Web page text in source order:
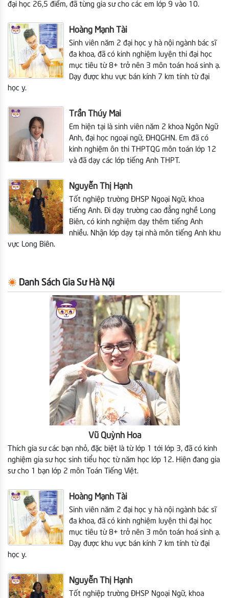
đại học 26,5 điểm, đã từng gia sư cho các em lớp 9 vào 10.
Hoàng Mạnh Tài
Sinh viên năm 2 đại học y hà nội ngành bác sĩ
đa khoa, đã có kinh nghiệm luyện thi đại học
mục tiêu từ 8+ trở nên 3 môn toán hoá sinh ạ.
Dạy được khu vực bán kính 7 km tính từ đại
học y.
Trần Thúy Mai
Em hiện tại là sinh viên năm 2 khoa Ngôn Ngữ
Anh, đại học ngoại ngữ, ĐHQGHN. Em đã có
kinh nghiệm ôn thi THPTQG môn toán lớp 12
và đã dạy các lớp tiếng Anh THPT.
Nguyễn Thị Hạnh
Tốt nghiệp trường ĐHSP Ngoại Ngữ, khoa
tiếng Anh. Đi dạy trường cao đẳng nghề Long
Biên, có kinh nghiệm dạy thêm tiếng Anh
nhiều. Nhận lớp dạy tại nhà môn tiếng Anh khu
vực Long Biên.
Danh Sách Gia Sư Hà Nội
Vũ Quỳnh Hoa
Thích gia sư các bạn nhỏ, đặc biệt là từ lớp 1 tới lớp 3, đã có kinh
nghiệm gia sư học sinh tiểu học từ năm học lớp 12. Hiện đang gia
sư cho 1 bạn lớp 2 môn Toán Tiếng Việt.
Hoàng Mạnh Tài
Sinh viên năm 2 đại học y hà nội ngành bác sĩ
đa khoa, đã có kinh nghiệm luyện thi đại học
mục tiêu từ 8+ trở nên 3 môn toán hoá sinh ạ.
Dạy được khu vực bán kính 7 km tính từ đại
học y.
Nguyễn Thị Hạnh
Tốt nghiệp trường ĐHSP Ngoại Ngữ, khoa